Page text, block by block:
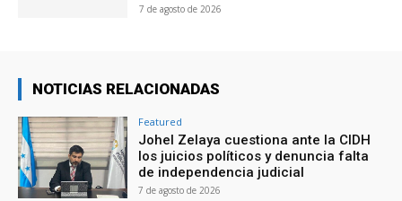
7 de agosto de 2026
NOTICIAS RELACIONADAS
Featured
Johel Zelaya cuestiona ante la CIDH
los juicios políticos y denuncia falta
de independencia judicial
7 de agosto de 2026